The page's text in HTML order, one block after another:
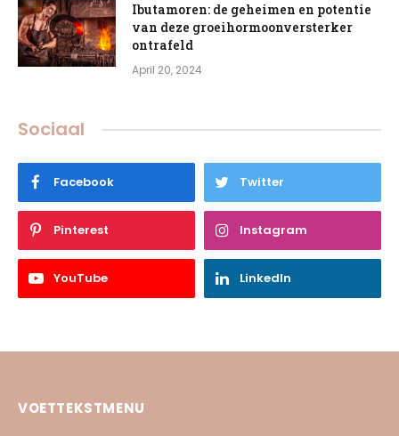
Ibutamoren: de geheimen en potentie
van deze groeihormoonversterker
ontrafeld
April 20, 2024
Sociaal
Facebook Twitter
Pinterest Instagram
YouTube LinkedIn
VOETTEKSTMENU